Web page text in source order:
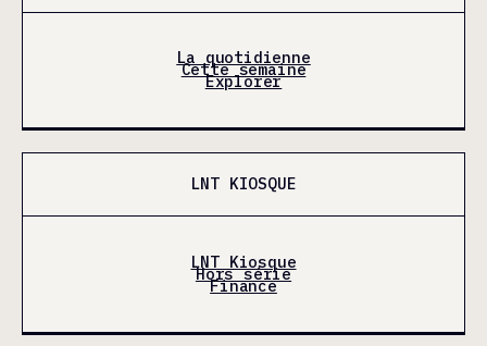
La quotidienne
Cette semaine
Explorer
LNT KIOSQUE
LNT Kiosque
Hors série
Finance